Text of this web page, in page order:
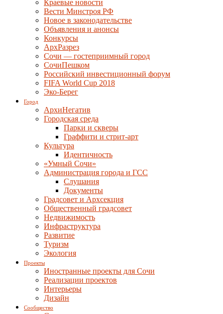
Краевые новости
Вести Минстроя РФ
Новое в законодательстве
Объявления и анонсы
Конкурсы
АрхРазрез
Сочи — гостеприимный город
СочиПешком
Российский инвестиционный форум
FIFA World Cup 2018
Эко-Берег
Город
АрхиНегатив
Городская среда
Парки и скверы
Граффити и стрит-арт
Культура
Идентичность
«Умный Сочи»
Администрация города и ГСС
Слушания
Документы
Градсовет и Архсекция
Общественный градсовет
Недвижимость
Инфраструктура
Развитие
Туризм
Экология
Проекты
Иностранные проекты для Сочи
Реализации проектов
Интерьеры
Дизайн
Сообщество